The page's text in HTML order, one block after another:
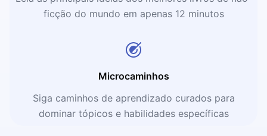
ficção do mundo em apenas 12 minutos
Microcaminhos
Siga caminhos de aprendizado curados para
dominar tópicos e habilidades específicas